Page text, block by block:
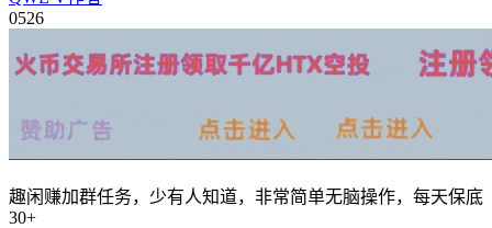
0526
趣闲赚加群任务，少有人知道，非常简单无脑操作，每天保底
30+